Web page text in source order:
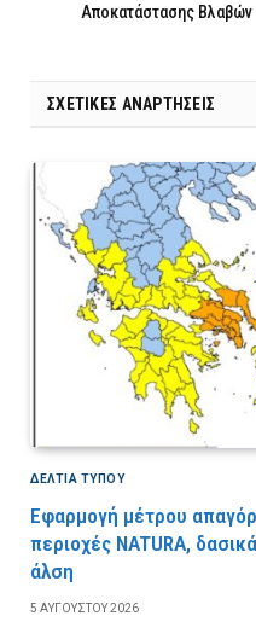
Αποκατάστασης Βλαβών
ΣΧΕΤΙΚΈΣ ΑΝΑΡΤΉΣΕΙΣ
ΔΕΛΤΙΑ ΤΥΠΟΥ
Εφαρμογή μέτρου
περιοχές NATURA,
άλση
5 ΑΥΓΟΎΣΤΟΥ 2026